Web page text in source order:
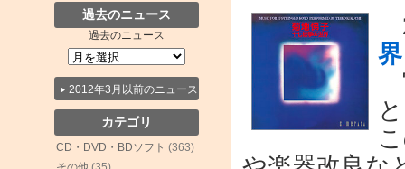
過去のニュース
過去のニュース
2012年3月以前のニュース
カテゴリ
CD・DVD・BDソフト (363)